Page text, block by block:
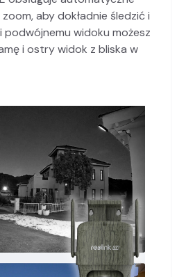
aby dokładnie śledzić i
widoku możesz
i ostry widok z bliska w